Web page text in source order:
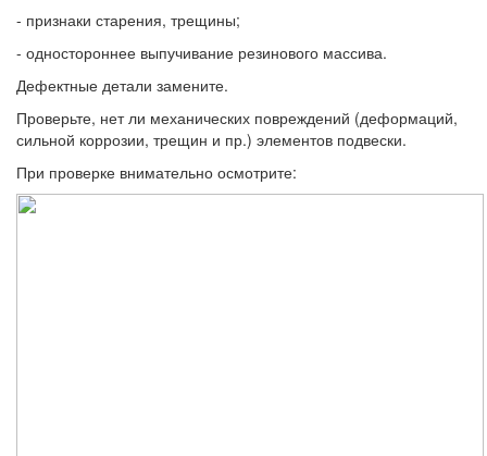
- признаки старения, трещины;
- одностороннее выпучивание резиново­го массива.
Дефектные детали замените.
Проверьте, нет ли механических повреж­дений (деформаций,
сильной коррозии, трещин и пр.) элементов подвески.
При проверке внимательно осмотрите: